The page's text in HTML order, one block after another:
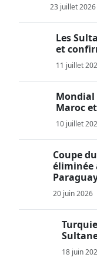
23 juillet 2026
Les
et
11 juillet
Mondial
Maroc
10 juillet
Coupe
éliminée
20 juin 2026
18 juin